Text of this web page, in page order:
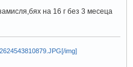
на 16 г без 3 месеца
img]